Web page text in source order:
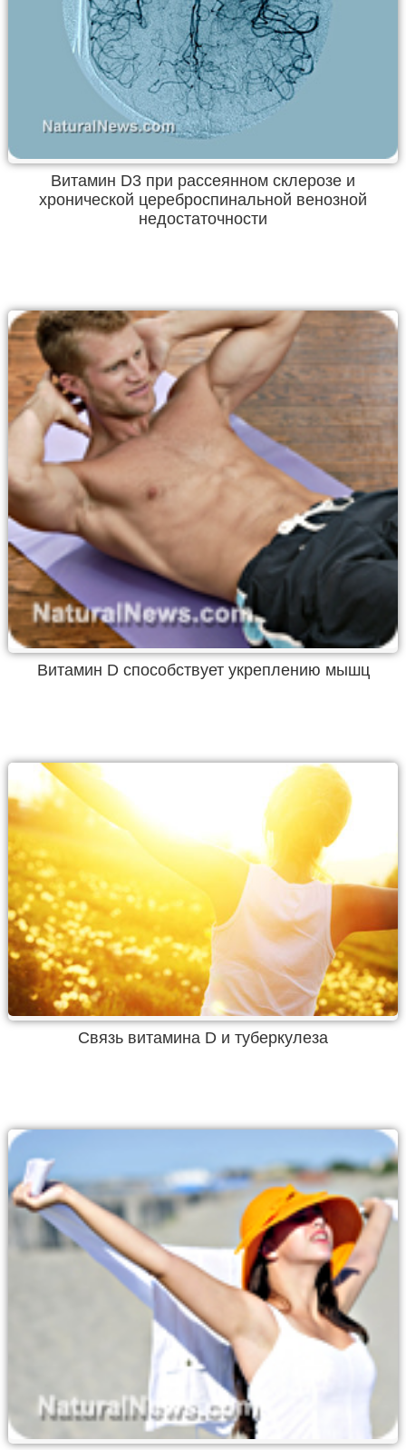
Витамин D3 при рассеянном склерозе и
хронической цереброспинальной венозной
недостаточности
Витамин D способствует укреплению мышц
Связь витамина D и туберкулеза